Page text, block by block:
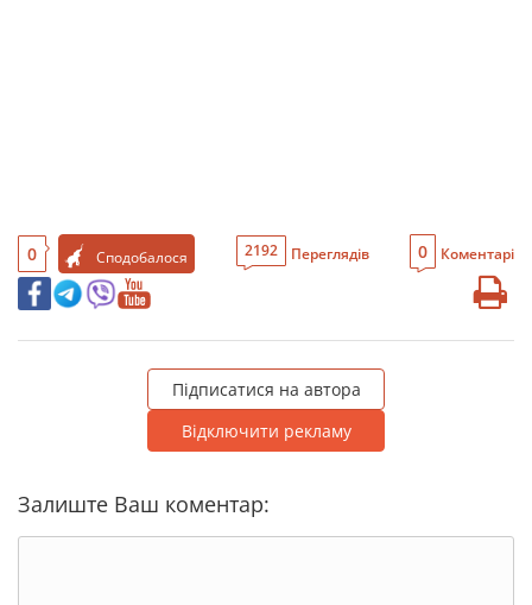
0 Сподобалося 2192 Переглядів 0 Коментарі
Підписатися на автора
Відключити рекламу
Залиште Ваш коментар: